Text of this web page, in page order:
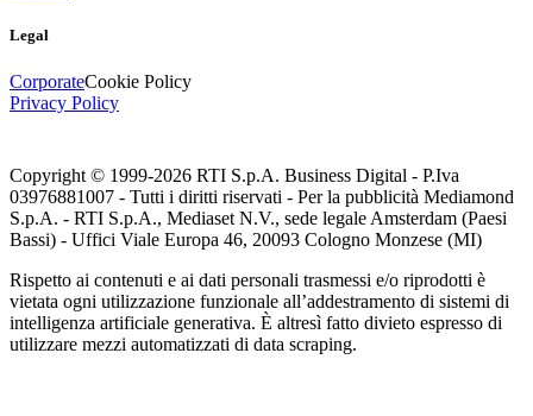
Legal
CorporateCookie Policy
Privacy Policy
Copyright © 1999-2026 RTI S.p.A. Business Digital - P.Iva
03976881007 - Tutti i diritti riservati - Per la pubblicità Mediamond
S.p.A. - RTI S.p.A., Mediaset N.V., sede legale Amsterdam (Paesi
Bassi) - Uffici Viale Europa 46, 20093 Cologno Monzese (MI)
Rispetto ai contenuti e ai dati personali trasmessi e/o riprodotti è
vietata ogni utilizzazione funzionale all’addestramento di sistemi di
intelligenza artificiale generativa. È altresì fatto divieto espresso di
utilizzare mezzi automatizzati di data scraping.